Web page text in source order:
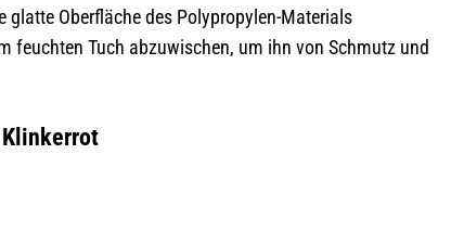
glatte Oberfläche des Polypropylen-Materials
feuchten Tuch abzuwischen, um ihn von Schmutz und
Klinkerrot